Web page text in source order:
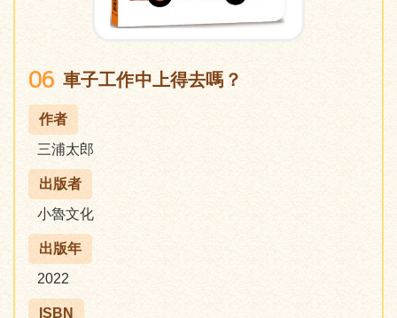
06 車子工作中上得去嗎？
作者
三浦太郎
出版者
小魯文化
出版年
2022
ISBN